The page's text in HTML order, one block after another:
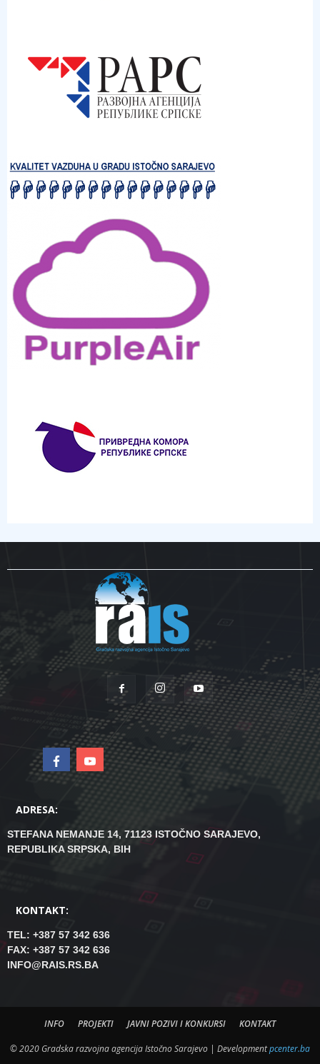
ADRESA:
STEFANA NEMANJE 14, 71123 ISTOČNO SARAJEVO,
REPUBLIKA SRPSKA, BIH
KONTAKT:
TEL: +387 57 342 636
FAX: +387 57 342 636
INFO@RAIS.RS.BA
INFO PROJEKTI JAVNI POZIVI I KONKURSI KONTAKT
© 2020 Gradska razvojna agencija Istočno Sarajevo | Developmentpcenter.ba